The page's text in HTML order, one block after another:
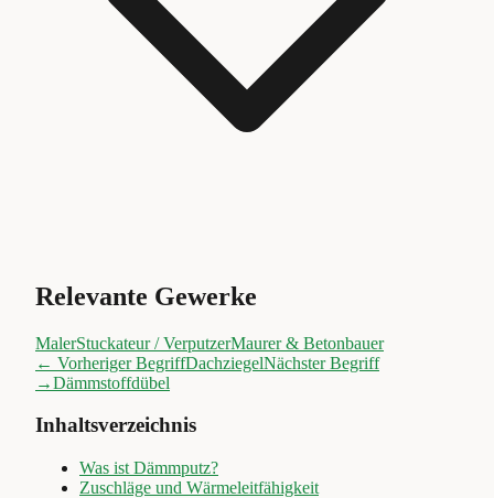
Relevante Gewerke
MalerStuckateur / VerputzerMaurer & Betonbauer
← Vorheriger BegriffDachziegelNächster Begriff
→Dämmstoffdübel
Inhaltsverzeichnis
Was ist Dämmputz?
Zuschläge und Wärmeleitfähigkeit